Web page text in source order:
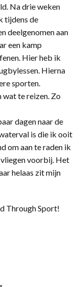
Na drie weken
tijdens de
deelgenomen aan
een kamp
Hier heb ik
Hierna
sporten.
te reizen. Zo
dagen naar de
is die ik ooit
om aan te raden ik
voorbij. Het
helaas zit mijn
Through Sport!